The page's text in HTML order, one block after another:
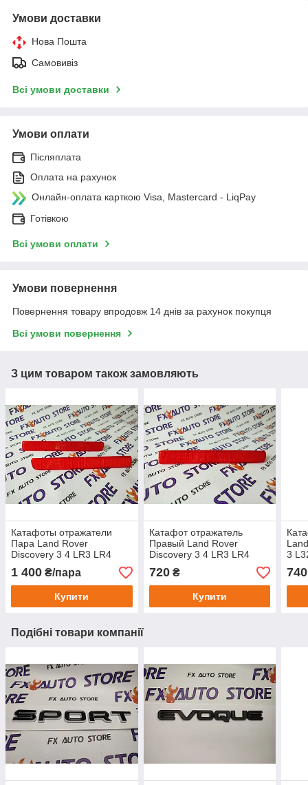
Умови доставки
Нова Пошта
Самовивіз
Всі умови доставки
Умови оплати
Післяплата
Оплата на рахунок
Онлайн-оплата карткою Visa, Mastercard - LiqPay
Готівкою
Всі умови оплати
Умови повернення
Повернення товару впродовж 14 днів за рахунок покупця
Всі умови повернення
З цим товаром також замовляють
Катафоты отражатели
Пара Land Rover
Discovery 3 4 LR3 LR4
Range Rover Sport L320
XFF500030 XFF500020
1 400 ₴/пара
Купити
Катафот отражатель
Правый Land Rover
Discovery 3 4 LR3 LR4
Range Rover Sport L320
XFF500020
720₴
Купити
3
740
Подібні товари компанії